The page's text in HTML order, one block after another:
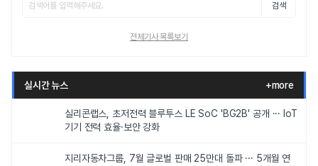
검색
전체기사 목록보기
실시간 뉴스 +more
실리콘랩스, 초저전력 블루투스 LE SoC 'BG2B' 공개 ··· IoT
기기 전력 효율·보안 강화
지리자동차그룹, 7월 글로벌 판매 25만대 돌파 ··· 5개월 연